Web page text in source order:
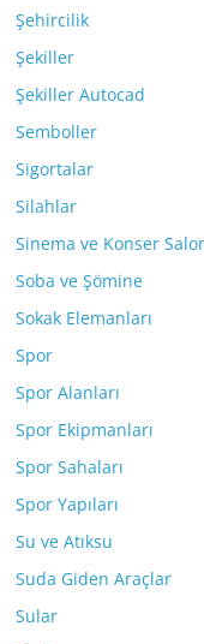
Şehircilik
Şekiller
Şekiller Autocad
Semboller
Sigortalar
Silahlar
Sinema ve Konser
Soba ve Şömine
Sokak Elemanları
Spor
Spor Alanları
Spor Ekipmanları
Spor Sahaları
Spor Yapıları
Su ve Atıksu
Suda Giden Araçlar
Sular